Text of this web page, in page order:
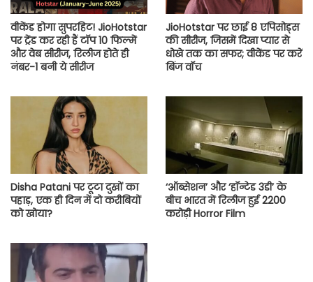
वीकेंड होगा सुपरहिट! JioHotstar
पर ट्रेंड कर रही हैं टॉप 10 फिल्में
और वेब सीरीज, रिलीज होते ही
नंबर-1 बनी ये सीरीज
JioHotstar पर छाई 8 एपिसोड्स
की सीरीज, जिसमें दिखा प्यार से
धोखे तक का सफर; वीकेंड पर करें
बिंज वॉच
Disha Patani पर टूटा दुखों का
पहाड़, एक ही दिन में दो करीबियों
को खोया?
‘ऑब्सेशन’ और ‘हॉन्टेड 3डी’ के
बीच भारत में रिलीज हुई 2200
करोड़ी Horror Film